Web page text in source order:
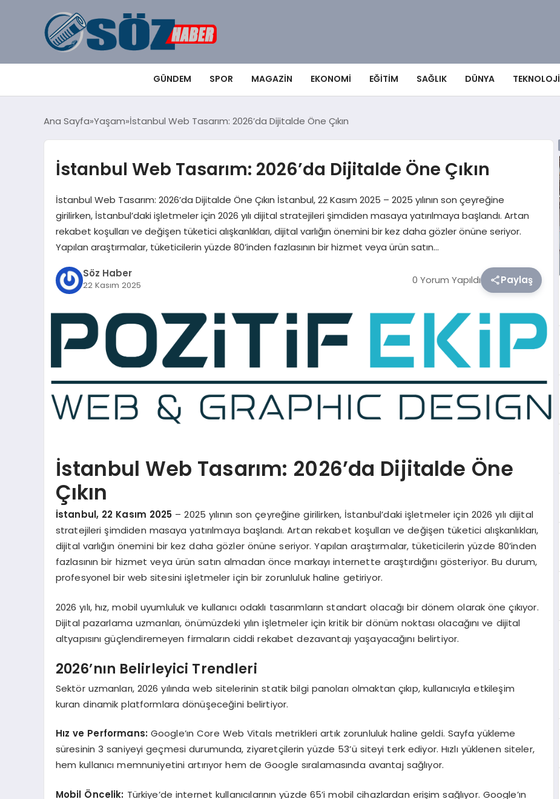
GÜNDEM SPOR MAGAZIN EKONOMI EĞITIM SAĞLIK DÜNYA TEKNOLOJI
Ana Sayfa Yaşam İstanbul Web Tasarım: 2026’da Dijitalde Öne Çıkın
İstanbul Web Tasarım: 2026’da Dijitalde Öne Çıkın
İstanbul Web Tasarım: 2026’da Dijitalde Öne Çıkın İstanbul, 22 Kasım 2025 – 2025 yılının son çeyreğine
girilirken, İstanbul’daki işletmeler için 2026 yılı dijital stratejileri şimdiden masaya yatırılmaya başlandı. Artan
rekabet koşulları ve değişen tüketici alışkanlıkları, dijital varlığın önemini bir kez daha gözler önüne seriyor.
Yapılan araştırmalar, tüketicilerin yüzde 80’inden fazlasının bir hizmet veya ürün satın…
Söz Haber
22 Kasım 2025 0 Yorum Yapıldı Paylaş
İstanbul Web Tasarım: 2026’da Dijitalde Öne
Çıkın
İstanbul, 22 Kasım 2025 – 2025 yılının son çeyreğine girilirken, İstanbul’daki işletmeler için 2026 yılı dijital
stratejileri şimdiden masaya yatırılmaya başlandı. Artan rekabet koşulları ve değişen tüketici alışkanlıkları,
dijital varlığın önemini bir kez daha gözler önüne seriyor. Yapılan araştırmalar, tüketicilerin yüzde 80’inden
fazlasının bir hizmet veya ürün satın almadan önce markayı internette araştırdığını gösteriyor. Bu durum,
profesyonel bir web sitesini işletmeler için bir zorunluluk haline getiriyor.
2026 yılı, hız, mobil uyumluluk ve kullanıcı odaklı tasarımların standart olacağı bir dönem olarak öne çıkıyor.
Dijital pazarlama uzmanları, önümüzdeki yılın işletmeler için kritik bir dönüm noktası olacağını ve dijital
altyapısını güçlendiremeyen firmaların ciddi rekabet dezavantajı yaşayacağını belirtiyor.
2026’nın Belirleyici Trendleri
Sektör uzmanları, 2026 yılında web sitelerinin statik bilgi panoları olmaktan çıkıp, kullanıcıyla etkileşim
kuran dinamik platformlara dönüşeceğini belirtiyor.
Hız ve Performans: Google’ın Core Web Vitals metrikleri artık zorunluluk haline geldi. Sayfa yükleme
süresinin 3 saniyeyi geçmesi durumunda, ziyaretçilerin yüzde 53’ü siteyi terk ediyor. Hızlı yüklenen siteler,
hem kullanıcı memnuniyetini artırıyor hem de Google sıralamasında avantaj sağlıyor.
Mobil Öncelik: Türkiye’de internet kullanıcılarının yüzde 65’i mobil cihazlardan erişim sağlıyor. Google’ın